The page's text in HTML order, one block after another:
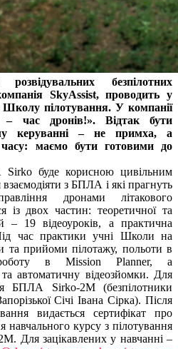
безпілотних
SkyAssist, проводить у
Школу пілотування. У компанії
– час дронів!». Відтак бути
керуванні – не примха, а
маємо бути готовимидо
буде корисною цивільним
з БПЛА і які прагнуть
дронами літакового
із двох частин: теоретичної та
– 19 відеоуроків, а практична
час практики учні Школи на
та прийоми пілотажу, польоти в
роботу в Mission Planner, а
таавтоматичну відеозйомки. Для
БПЛА Sirko-2М (безпілотники
Січі Івана Сірка). Після
видається сертифікат про
навчального курсу з пілотування
Для зацікавлених у навчанні –